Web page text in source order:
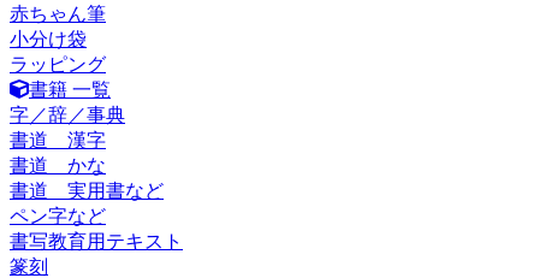
赤ちゃん筆
小分け袋
ラッピング
書籍 一覧
字／辞／事典
書道 漢字
書道 かな
書道 実用書など
ペン字など
書写教育用テキスト
篆刻